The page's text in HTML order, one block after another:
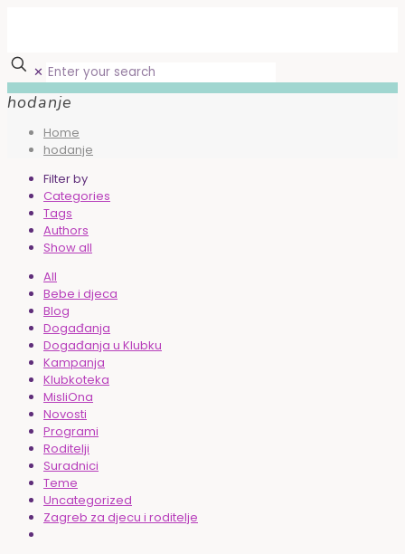
✕
hodanje
Home
hodanje
Filter by
Categories
Tags
Authors
Show all
All
Bebe i djeca
Blog
Događanja
Događanja u Klubku
Kampanja
Klubkoteka
MisliOna
Novosti
Programi
Roditelji
Suradnici
Teme
Uncategorized
Zagreb za djecu i roditelje